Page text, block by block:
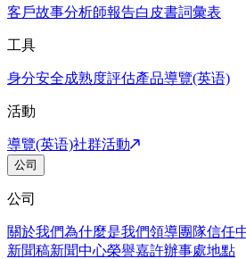
客戶故事分析師報告白皮書詞彙表
工具
身分安全成熟度評估產品導覽(英语)
活動
導覽(英语)社群活動
公司
公司
關於我們為什麼是我們領導團隊信任
新聞稿新聞中心榮譽嘉許辦事處地點